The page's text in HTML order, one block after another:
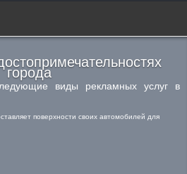
города
виды рекламных услуг в
поверхности своих автомобилей для